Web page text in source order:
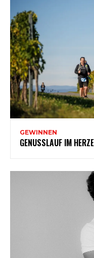
GEWINNEN
GENUSSLAUF IM